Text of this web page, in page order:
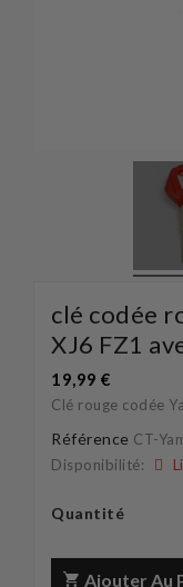
clé codée
XJ6 FZ1
19,99 €
Clé rouge codée
Référence CT-
Disponibilité:
Quantité
Ajouter Au